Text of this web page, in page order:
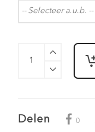
Delen 0